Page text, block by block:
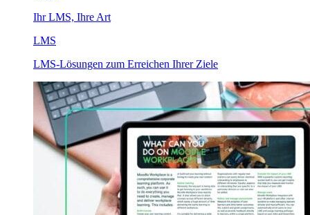
Ihr LMS, Ihre Art
LMS
LMS-Lösungen zum Erreichen Ihrer Ziele